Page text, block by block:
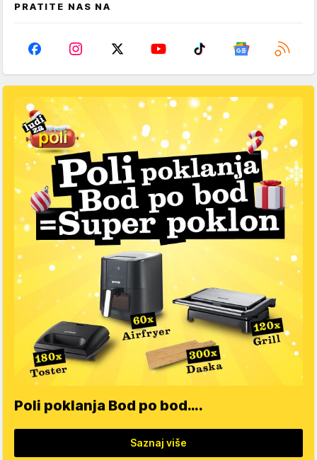
PRATITE NAS NA
Poli poklanja Bod po bod….
Saznaj više